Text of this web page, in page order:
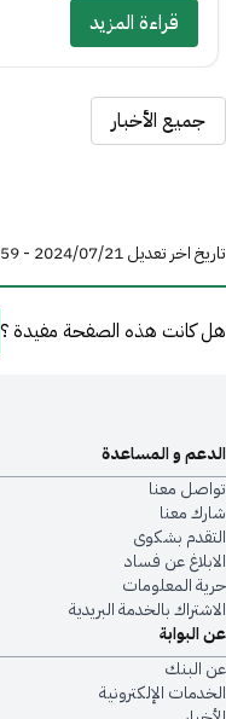
قراءة المزيد
جميع الأخبار
تاريخ اخر تعديل 21‏/07‏/2024 - 8:59 ص بتوقيت السعودية
هل كانت هذه الصفحة مفيدة ؟
عن البوابة
عن البنك
الخدمات الإلكترونية
الدعم و المساعدة
تواصل معنا
شارك معنا
التقدم بشكوى
الابلاغ عن فساد
حرية المعلومات
الاشتراك بالخدمة البريدية